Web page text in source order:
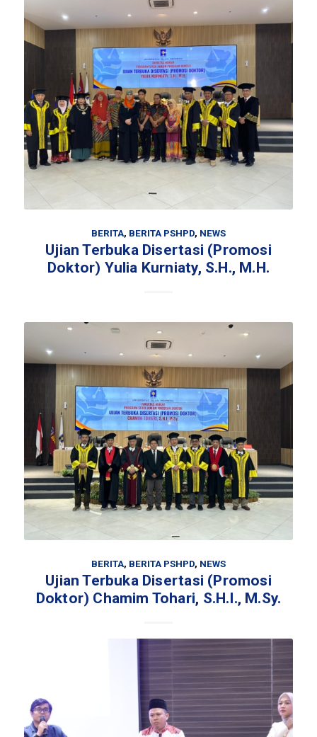
BERITA, BERITA PSHPD, NEWS
Ujian Terbuka Disertasi (Promosi
Doktor) Yulia Kurniaty, S.H., M.H.
BERITA, BERITA PSHPD, NEWS
Ujian Terbuka Disertasi (Promosi
Doktor) Chamim Tohari, S.H.I., M.Sy.